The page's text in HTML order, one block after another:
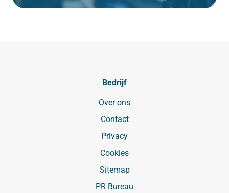
Bedrijf
Over ons
Contact
Privacy
Cookies
Sitemap
PR Bureau